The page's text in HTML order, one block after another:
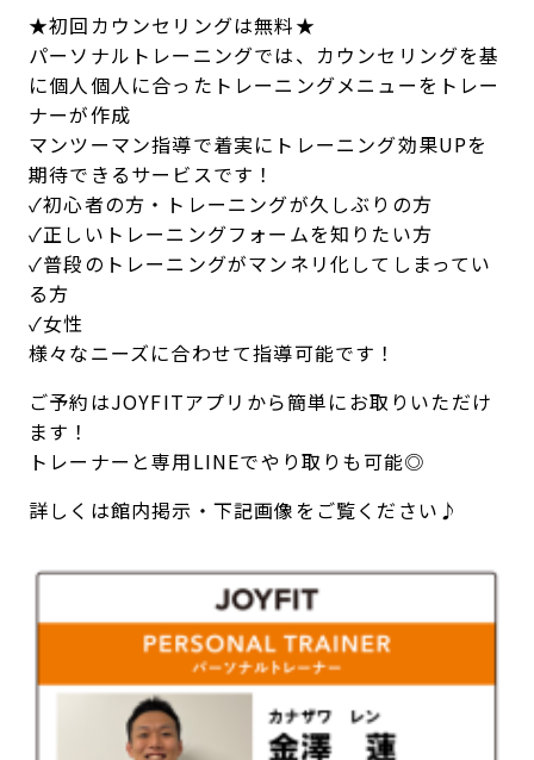
アクセス 店舗情報・サービス
よくあるご質問 店舗へのお問い合わせ
Appで入会手続き
入会を悩まれている方へトップ
アクセス 店舗情報・サービス
見学・体験 入会方法
よくあるご質問
JOYFIT総合トップ
JOYFIT24
JOYFIT+ 店舗を探す
★初回カウンセリングは無料★
パーソナルトレーニングでは、カウンセリングを基
に個人個人に合ったトレーニングメニューをトレー
ナーが作成
マンツーマン指導で着実にトレーニング効果UPを
期待できるサービスです！
✓初心者の方・トレーニングが久しぶりの方
✓正しいトレーニングフォームを知りたい方
✓普段のトレーニングがマンネリ化してしまってい
る方
✓女性
様々なニーズに合わせて指導可能です！
ご予約はJOYFITアプリから簡単にお取りいただけ
ます！
トレーナーと専用LINEでやり取りも可能◎
詳しくは館内掲示・下記画像をご覧ください♪